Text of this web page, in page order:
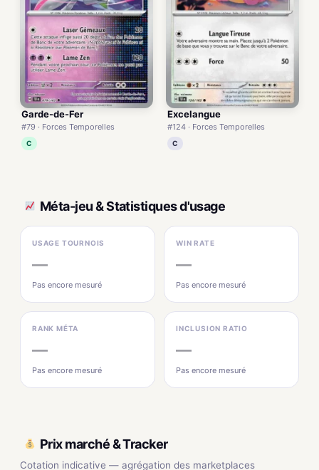
Garde-de-Fer
#79 · Forces Temporelles
C
Excelangue
#124 · Forces Temporelles
C
Méta-jeu & Statistiques d'usage
USAGE TOURNOIS
—
Pas encore mesuré
WIN RATE
—
Pas encore mesuré
RANK MÉTA
—
Pas encore mesuré
INCLUSION RATIO
—
Pas encore mesuré
Prix marché & Tracker
Cotation indicative — agrégation des marketplaces